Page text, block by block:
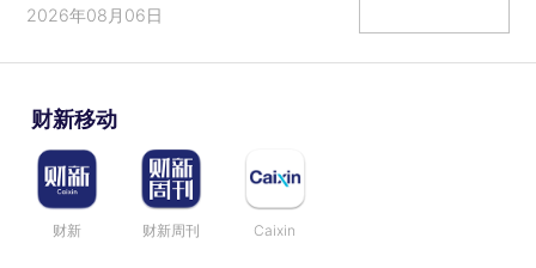
2026年08月06日
财新移动
财新 财新周刊 Caixin